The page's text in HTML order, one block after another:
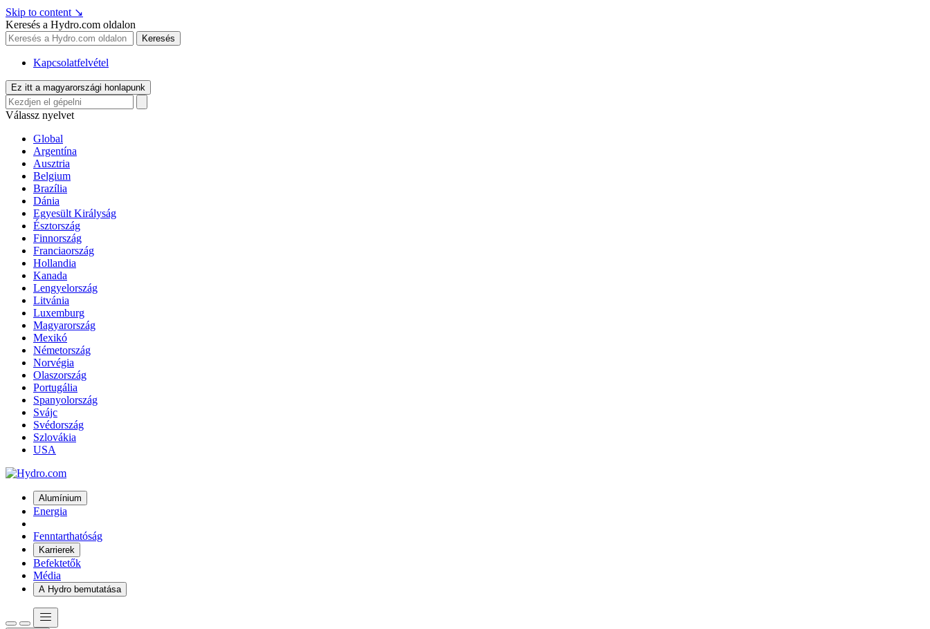
Skip to content ↘
Keresés a Hydro.com oldalon
Keresés
Kapcsolatfelvétel
Ez itt a magyarországi honlapunk
Válassz nyelvet
Global
Argentína
Ausztria
Belgium
Brazília
Dánia
Egyesült Királyság
Észtország
Finnország
Franciaország
Hollandia
Kanada
Lengyelország
Litvánia
Luxemburg
Magyarország
Mexikó
Németország
Norvégia
Olaszország
Portugália
Spanyolország
Svájc
Svédország
Szlovákia
USA
Alumínium
Energia
Fenntarthatóság
Karrierek
Befektetők
Média
A Hydro bemutatása